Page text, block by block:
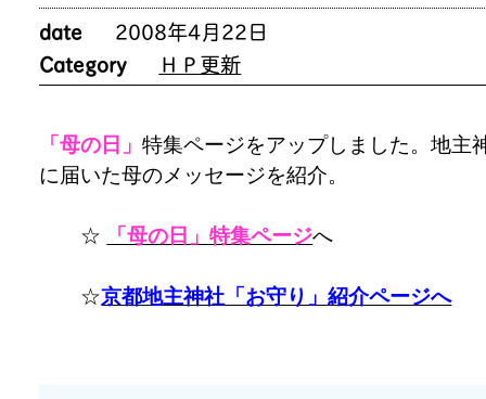
date
2008年4月22日
Category
ＨＰ更新
「母の日」特集ページをアップしました。地主
に届いた母のメッセージを紹介。
☆ 「母の日」特集ページへ
☆京都地主神社「お守り」紹介ページへ